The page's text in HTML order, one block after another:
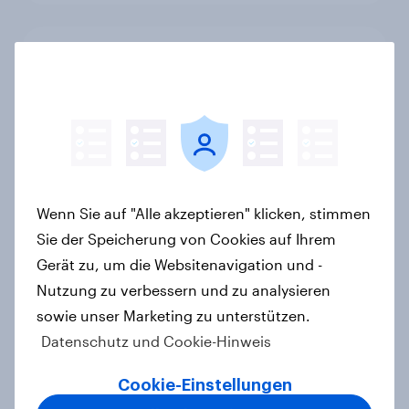
Trend zur Ablehnung der
Bevölkerungsobergrenze verstetigt
sich, Chancen für Annahme des
Zivildienstgesetz sinken
Artikel
Leichter Trend zum Nein zur
Wenn Sie auf "Alle akzeptieren" klicken, stimmen
Sie der Speicherung von Cookies auf Ihrem
Gerät zu, um die Websitenavigation und -
Nutzung zu verbessern und zu analysieren
sowie unser Marketing zu unterstützen.
Datenschutz und Cookie-Hinweis
Cookie-Einstellungen